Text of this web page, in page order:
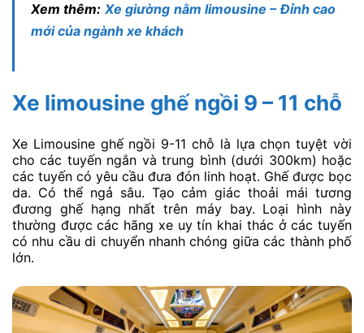
Xem thêm: Xe giường nằm limousine – Đỉnh cao
mới của ngành xe khách
Xe limousine ghế ngồi 9 – 11 chỗ
Xe Limousine ghế ngồi 9-11 chỗ là lựa chọn tuyệt vời
cho các tuyến ngắn và trung bình (dưới 300km) hoặc
các tuyến có yêu cầu đưa đón linh hoạt. Ghế được bọc
da. Có thể ngả sâu. Tạo cảm giác thoải mái tương
đương ghế hạng nhất trên máy bay. Loại hình này
thường được các hãng xe uy tín khai thác ở các tuyến
có nhu cầu di chuyển nhanh chóng giữa các thành phố
lớn.